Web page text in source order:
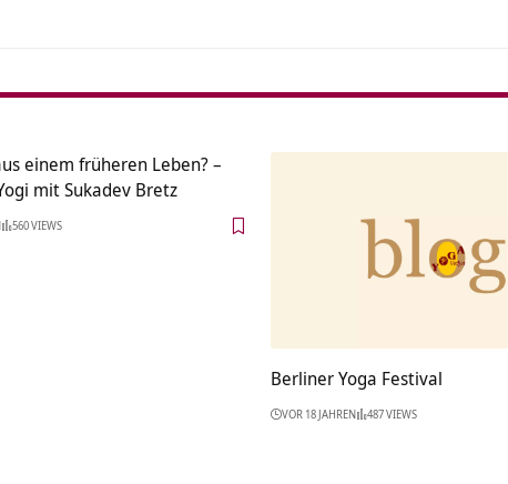
einem früheren Leben? –
mit Sukadev Bretz
560 VIEWS
Berliner Yoga Festival
VOR 18 JAHREN 487 VIEWS